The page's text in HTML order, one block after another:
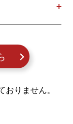
おりません。